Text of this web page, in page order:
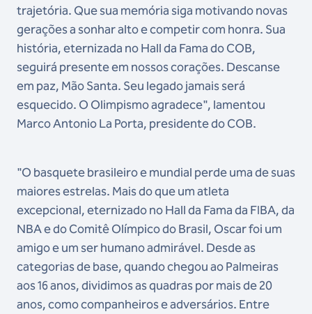
trajetória. Que sua memória siga motivando novas
gerações a sonhar alto e competir com honra. Sua
história, eternizada no Hall da Fama do COB,
seguirá presente em nossos corações. Descanse
em paz, Mão Santa. Seu legado jamais será
esquecido. O Olimpismo agradece", lamentou
Marco Antonio La Porta, presidente do COB.
"O basquete brasileiro e mundial perde uma de suas
maiores estrelas. Mais do que um atleta
excepcional, eternizado no Hall da Fama da FIBA, da
NBA e do Comitê Olímpico do Brasil, Oscar foi um
amigo e um ser humano admirável. Desde as
categorias de base, quando chegou ao Palmeiras
aos 16 anos, dividimos as quadras por mais de 20
anos, como companheiros e adversários. Entre